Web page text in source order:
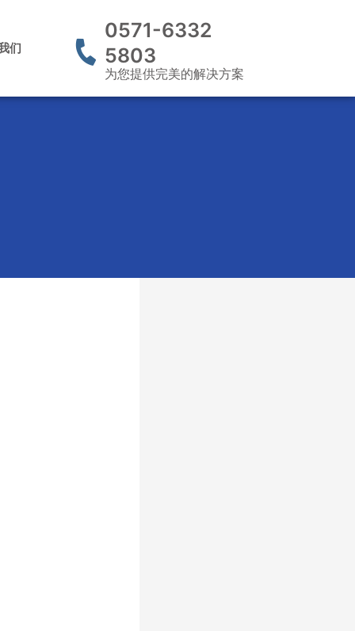
们
0571-6332
5803
为您提供完美的解决方案